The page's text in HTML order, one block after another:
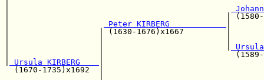
|                                              |
Peter KIRBERG
|                   | (1630-
|                   |
Ursula KIRBERG
(1670-